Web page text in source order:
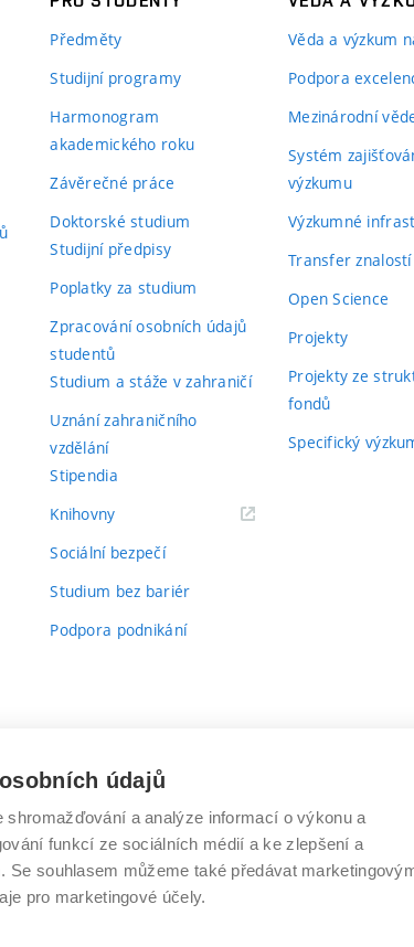
Předměty
Studijní programy
Harmonogram
akademického roku
Závěrečné práce
Doktorské studium
Studijní předpisy
Poplatky za studium
Zpracování osobních údajů
studentů
Studium a stáže v zahraničí
Uznání zahraničního
vzdělání
Stipendia
Knihovny(externí
Sociální bezpečí
Studium bez bariér
Podpora podnikání
Věda a výzkum
Podpora
Mezinárodní
Systém
výzkumu
Výzkumné
Transfer znalostí
Open Science
Projekty
Projekty ze
fondů
Specifický
VYSOKÉ UČENÍ TECHNICKÉ V BRNĚ
Antonínská 548/1
602 00 Brno
www.vut.cz
údajů
shromažďování a analýze informací o výkonu a
funkcí ze sociálních médií a ke zlepšení a
Se souhlasem můžeme také předávat
pro marketingové účely.